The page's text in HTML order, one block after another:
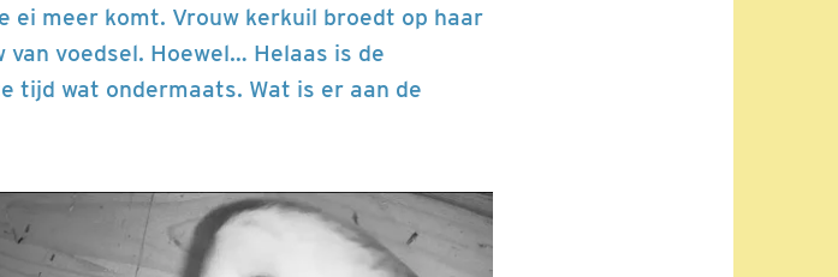
ei meer komt. Vrouw kerkuil broedt op haar
voedsel. Hoewel… Helaas is de
tijd wat ondermaats. Wat is er aan de